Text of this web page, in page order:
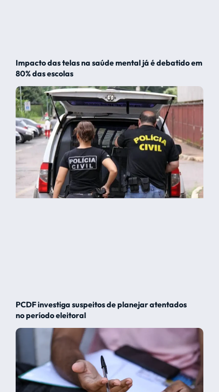
Impacto das telas na saúde mental já é debatido em
80% das escolas
PCDF investiga suspeitos de planejar atentados
no período eleitoral